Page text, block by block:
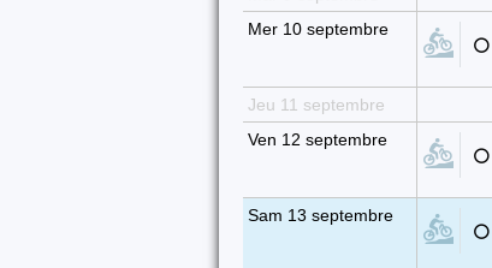
Mer 10 septembre
⚪
Jeu 11 septembre
Ven 12 septembre
⚪
Sam 13 septembre
⚪